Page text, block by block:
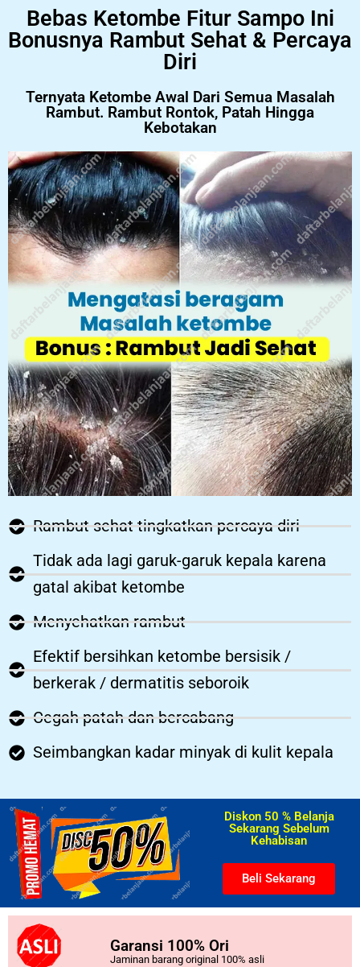
Bebas Ketombe Fitur Sampo Ini
Bonusnya Rambut Sehat & Percaya
Diri
Ternyata Ketombe Awal Dari Semua Masalah
Rambut. Rambut Rontok, Patah Hingga
Kebotakan
Rambut sehat tingkatkan percaya diri
Tidak ada lagi garuk-garuk kepala karena
gatal akibat ketombe
Menyehatkan rambut
Efektif bersihkan ketombe bersisik /
berkerak / dermatitis seboroik
Cegah patah dan bercabang
Seimbangkan kadar minyak di kulit kepala
Diskon 50 % Belanja
Sekarang Sebelum
Kehabisan​
Beli Sekarang
Garansi 100% Ori
Jaminan barang original 100% asli